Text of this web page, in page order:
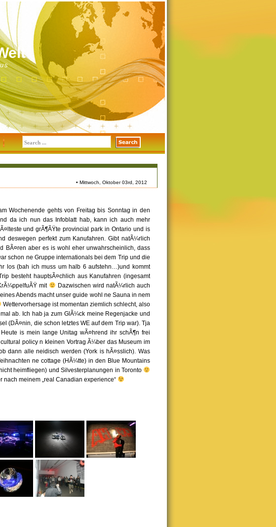
• Mittwoch, Oktober 03rd, 2012
Wochenende gehts von Freitag bis Sonntag in den
da ich nun das Infoblatt hab, kann ich auch mehr
und grÃ¶ÃŸte provincial park in Ontario und is
deswegen perfekt zum Kanufahren. Gibt natÃ¼rlich
BÃ¤ren aber es is wohl eher unwahrscheinlich, dass
schon ne Gruppe internationals bei dem Trip und die
los (bah ich muss um halb 6 aufstehn…)und kommt
besteht hauptsÃ¤chlich aus Kanufahren (ingesamt
mit
Dazwischen wird natÃ¼rlich auch
Abends macht unser guide wohl ne Sauna in nem
Wettervorhersage ist momentan ziemlich schlecht, also
ab. Ich hab ja zum GlÃ¼ck meine Regenjacke und
(DÃ¤nin, die schon letztes WE auf dem Trip war). Tja
Heute is mein lange Unitag wÃ¤hrend ihr schÃ¶n frei
policy n kleinen Vortrag Ã¼ber das Museum im
dann alle neidisch werden (York is hÃ¤sslich). Was
ne cottage (HÃ¼tte) in den Blue Mountains
heimfliegen) und Silvesterplanungen in Toronto
nach meinem „real Canadian experience“